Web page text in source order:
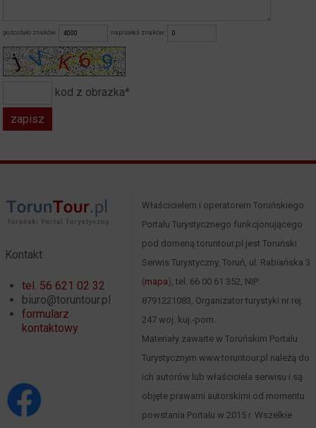
pozostało znaków: napisałeś znaków:
kod z obrazka*
Kontakt
tel. 56 621 02 32
biuro@toruntour.pl
formularz
kontaktowy
Właścicielem i operatorem Toruńskiego
Portalu Turystycznego funkcjonującego
pod domeną toruntour.pl jest Toruński
Serwis Turystyczny, Toruń, ul. Rabiańska 3
(mapa), tel. 66 00 61 352, NIP:
8791221083, Organizator turystyki nr rej.
247 woj. kuj.-pom.
Materiały zawarte w Toruńskim Portalu
Turystycznym www.toruntour.pl należą do
ich autorów lub właściciela serwisu i są
objęte prawami autorskimi od momentu
powstania Portalu w 2015 r. Wszelkie